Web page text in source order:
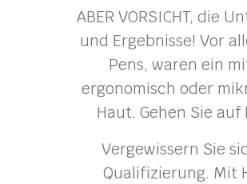
ABER VORSICHT, die
und Ergebnisse! Vor
Pens, waren ein
ergonomisch oder
Haut. Gehen Sie
Vergewissern Sie
Qualifizierung. Mit